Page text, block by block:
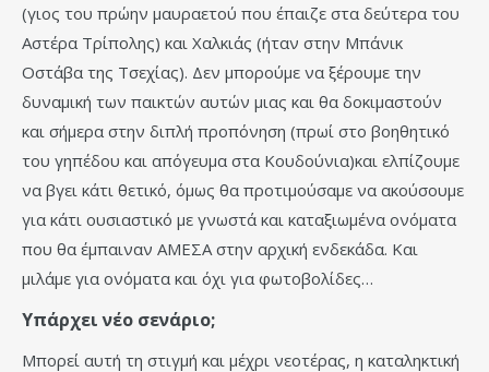
(γιος του πρώην μαυραετού που έπαιζε στα δεύτερα του
Αστέρα Τρίπολης) και Χαλκιάς (ήταν στην Μπάνικ
Οστάβα της Τσεχίας). Δεν μπορούμε να ξέρουμε την
δυναμική των παικτών αυτών μιας και θα δοκιμαστούν
και σήμερα στην διπλή προπόνηση (πρωί στο βοηθητικό
του γηπέδου και απόγευμα στα Κουδούνια)και ελπίζουμε
να βγει κάτι θετικό, όμως θα προτιμούσαμε να ακούσουμε
για κάτι ουσιαστικό με γνωστά και καταξιωμένα ονόματα
που θα έμπαιναν ΑΜΕΣΑ στην αρχική ενδεκάδα. Και
μιλάμε για ονόματα και όχι για φωτοβολίδες…
Υπάρχει νέο σενάριο;
Μπορεί αυτή τη στιγμή και μέχρι νεοτέρας, η καταληκτική